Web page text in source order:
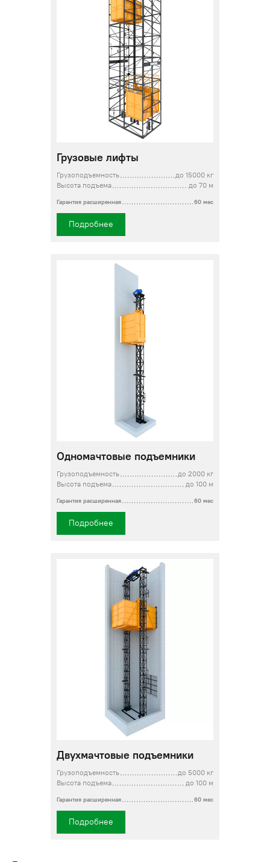
Грузовые лифты
Грузоподъемность
до 15000 кг
Высота подъема
до 70 м
Гарантия расширенная 60 мес
Подробнее
Одномачтовые подъемники
Грузоподъемность
до 2000 кг
Высота подъема
до 100 м
Гарантия расширенная 60 мес
Подробнее
Двухмачтовые подъемники
Грузоподъемность
до 5000 кг
Высота подъема
до 100 м
Гарантия расширенная 60 мес
Подробнее